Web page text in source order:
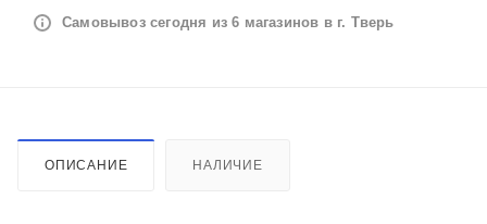
Самовывоз сегодня из 6 магазинов в г. Тверь
ОПИСАНИЕ НАЛИЧИЕ